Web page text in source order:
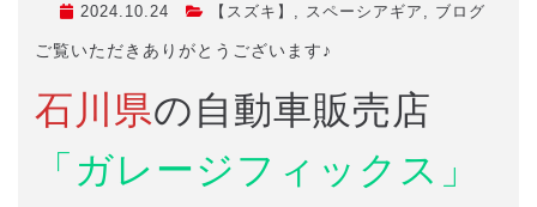
2024.10.24 【スズキ】 , スペーシアギア , ブログ
ご覧いただきありがとうございます♪
石川県の自動車販売店
「ガレージフィックス」